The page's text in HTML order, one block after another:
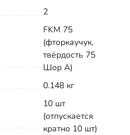
2
FKM 75
(фторкаучук,
твёрдость 75
Шор А)
0.148 кг
10 шт
(отпускается
кратно 10 шт)